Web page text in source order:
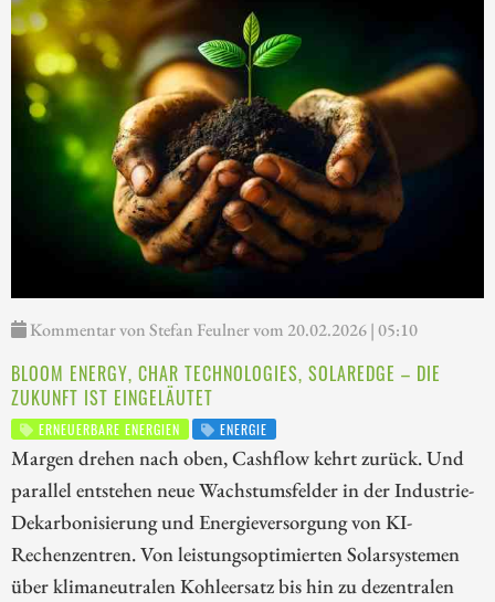
Kommentar von Stefan Feulner vom 20.02.2026 | 05:10
BLOOM ENERGY, CHAR TECHNOLOGIES, SOLAREDGE – DIE
ZUKUNFT IST EINGELÄUTET
ERNEUERBARE ENERGIEN ENERGIE
Margen drehen nach oben, Cashflow kehrt zurück. Und
parallel entstehen neue Wachstumsfelder in der Industrie-
Dekarbonisierung und Energieversorgung von KI-
Rechenzentren. Von leistungsoptimierten Solarsystemen
über klimaneutralen Kohleersatz bis hin zu dezentralen